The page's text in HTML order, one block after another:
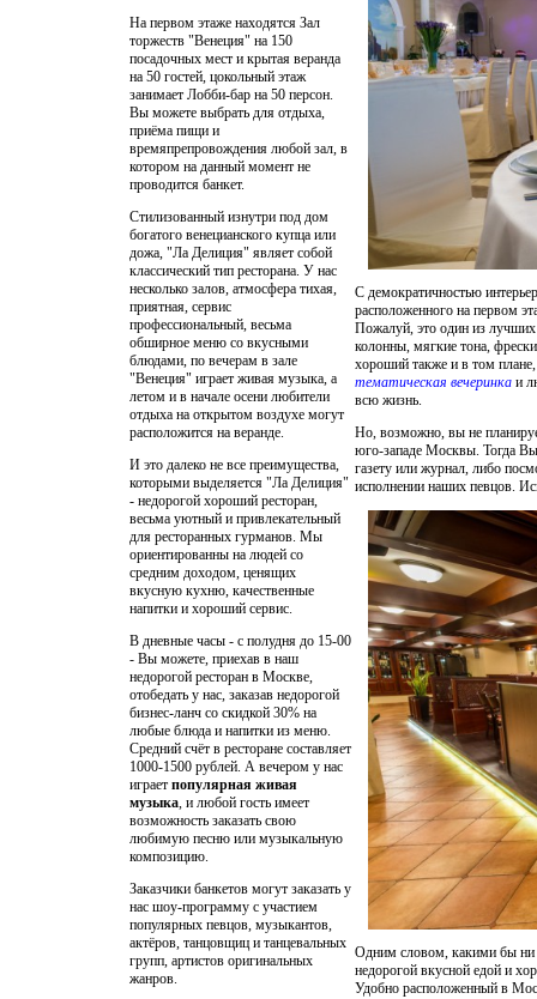
На первом этаже находятся Зал
торжеств "Венеция" на 150
посадочных мест и крытая веранда
на 50 гостей, цокольный этаж
занимает Лобби-бар на 50 персон.
Вы можете выбрать для отдыха,
приёма пищи и
времяпрепровождения любой зал, в
котором на данный момент не
проводится банкет.
Стилизованный изнутри под дом
богатого венецианского купца или
дожа, "Ла Делиция" являет собой
классический тип ресторана. У нас
несколько залов, атмосфера тихая,
приятная, сервис
профессиональный, весьма
обширное меню со вкусными
блюдами, по вечерам в зале
"Венеция" играет живая музыка, а
летом и в начале осени любители
отдыха на открытом воздухе могут
расположится на веранде.
И это далеко не все преимущества,
которыми выделяется "Ла Делиция"
- недорогой хороший ресторан,
весьма уютный и привлекательный
для ресторанных гурманов. Мы
ориентированны на людей со
средним доходом, ценящих
вкусную кухню, качественные
напитки и хороший сервис.
В дневные часы - с полудня до 15-00
- Вы можете, приехав в наш
недорогой ресторан в Москве,
отобедать у нас, заказав недорогой
бизнес-ланч со скидкой 30% на
любые блюда и напитки из меню.
Средний счёт в ресторане составляет
1000-1500 рублей. А вечером у нас
играет популярная живая
музыка, и любой гость имеет
возможность заказать свою
любимую песню или музыкальную
композицию.
Заказчики банкетов могут заказать у
нас шоу-программу с участием
популярных певцов, музыкантов,
актёров, танцовщиц и танцевальных
групп, артистов оригинальных
жанров.
С демократичностью
расположенного на первом
Пожалуй, это один из лучших
колонны, мягкие тона,
хороший также и в том
тематическая вечеринка и
всю жизнь.
Но, возможно, вы не
юго-западе Москвы. Тогда Вы
газету или журнал, либо
исполнении наших певцов.
Одним словом, какими бы ни
недорогой вкусной едой и
Удобно расположенный в